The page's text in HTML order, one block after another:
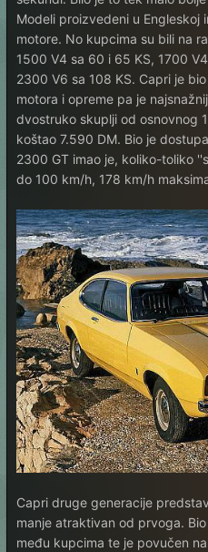
Modeli proizvedeni u Engleskoj
motore. No kupcima su bili na
1500 V4 sa 60 i 65 KS, 1700
2300 V6 sa 108 KS. Capri je
motora i opreme pa je
dvostruko skuplji od osnovnog
koštao 7.590 DM. Bio je
2300 GT imao je, koliko-toliko
do 100 km/h, 178 km/h
Capri druge generacije
manje atraktivan od prvoga.
među kupcima te je povučen